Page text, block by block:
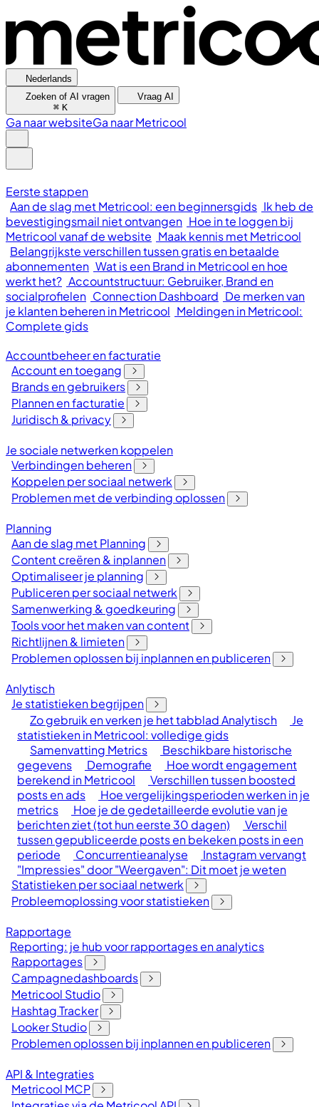
Nederlands
Zoeken of AI vragen
⌘ K
Vraag AI
Ga naar websiteGa naar Metricool
Eerste stappen
Aan de slag met Metricool: een beginnersgids Ik heb de
bevestigingsmail niet ontvangen Hoe in te loggen bij
Metricool vanaf de website Maak kennis met Metricool
Belangrijkste verschillen tussen gratis en betaalde
abonnementen Wat is een Brand in Metricool en hoe
werkt het? Accountstructuur: Gebruiker, Brand en
socialprofielen Connection Dashboard De merken van
je klanten beheren in Metricool Meldingen in Metricool:
Complete gids
Accountbeheer en facturatie
Account en toegang
Brands en gebruikers
Plannen en facturatie
Juridisch & privacy
Je sociale netwerken koppelen
Verbindingen beheren
Koppelen per sociaal netwerk
Problemen met de verbinding oplossen
Planning
Aan de slag met Planning
Content creëren & inplannen
Optimaliseer je planning
Publiceren per sociaal netwerk
Samenwerking & goedkeuring
Tools voor het maken van content
Richtlijnen & limieten
Problemen oplossen bij inplannen en publiceren
Anlytisch
Je statistieken begrijpen
Zo gebruik en verken je het tabblad Analytisch
Je
statistieken in Metricool: volledige gids
Samenvatting Metrics
Beschikbare historische
gegevens
Demografie
Hoe wordt engagement
berekend in Metricool
Verschillen tussen boosted
posts en ads
Hoe vergelijkingsperioden werken in je
metrics
Hoe je de gedetailleerde evolutie van je
berichten ziet (tot hun eerste 30 dagen)
Verschil
tussen gepubliceerde posts en bekeken posts in een
periode
Concurrentieanalyse
Instagram vervangt
"Impressies" door "Weergaven": Dit moet je weten
Statistieken per sociaal netwerk
Probleemoplossing voor statistieken
Rapportage
Reporting: je hub voor rapportages en analytics
Rapportages
Campagnedashboards
Metricool Studio
Hashtag Tracker
Looker Studio
Problemen oplossen bij inplannen en publiceren
API & Integraties
Metricool MCP